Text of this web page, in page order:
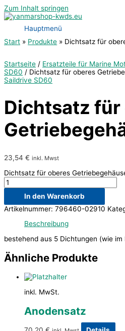
Zum Inhalt springen
Hauptmenü
Start
Produkte Dichtsatz für
Startseite / Ersatzteile für Marine
SD60 / Dichtsatz für oberes
Saildrive SD60
Dichtsatz für
23,54 € inkl. Mwst
Dichtsatz für oberes
In den Warenkorb
Artikelnummer: 796460-02910
Beschreibung
bestehend aus 5 Dichtungen (wie im
Ähnliche Produkte
inkl. MwSt.
Anodensatz